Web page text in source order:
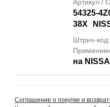
Артикул /
54325-
38X
Штрих-
на
Соглашение о покупке и